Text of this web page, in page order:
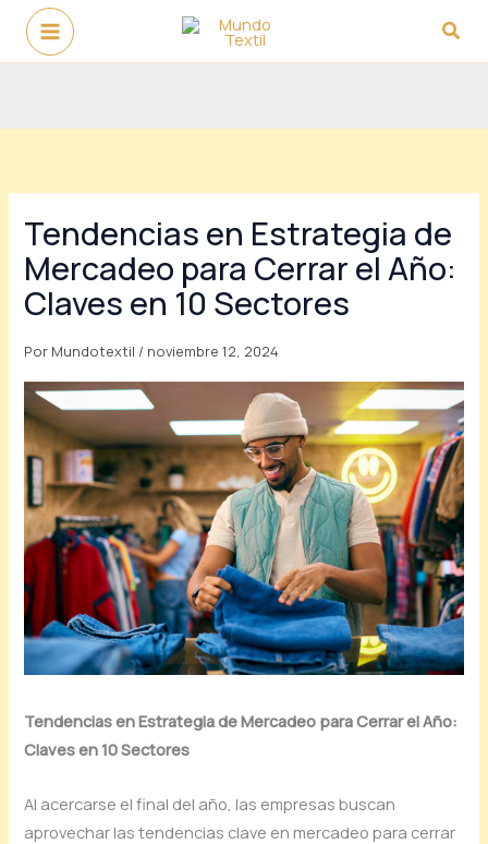
contenido
Tendencias en Estrategia de
Mercadeo para Cerrar el Año:
Claves en 10 Sectores
Por Mundotextil / noviembre 12, 2024
Tendencias en Estrategia de Mercadeo para Cerrar el Año:
Claves en 10 Sectores
Al acercarse el final del año, las empresas buscan
aprovechar las tendencias clave en mercadeo para cerrar